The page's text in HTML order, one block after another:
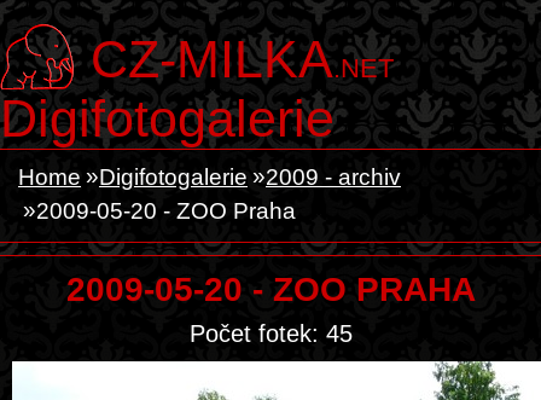
CZ-MILKA.NET
Digifotogalerie
Home Digifotogalerie
2009 - archiv
2009-05-20 - ZOO Praha
2009-05-20 - ZOO PRAHA
Počet fotek: 45